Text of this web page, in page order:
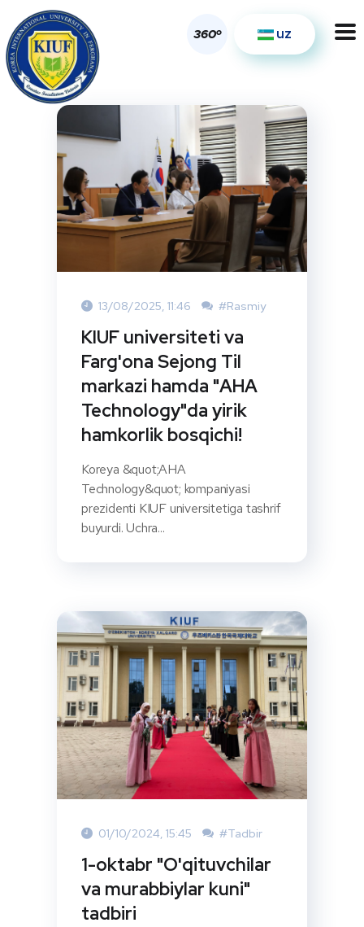
360o uz
13/08/2025, 11:46 #Rasmiy
KIUF universiteti va
Farg'ona Sejong Til
markazi hamda "AHA
Technology"da yirik
hamkorlik bosqichi!
Koreya &quot;AHA
Technology&quot; kompaniyasi
prezidenti KIUF universitetiga tashrif
buyurdi. Uchra...
01/10/2024, 15:45 #Tadbir
1-oktabr "O'qituvchilar
va murabbiylar kuni"
tadbiri